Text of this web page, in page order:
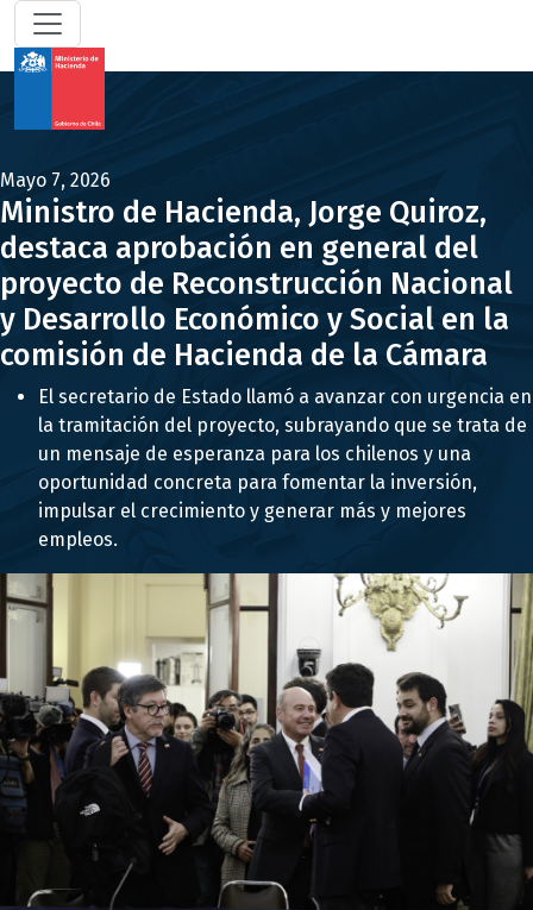
Mayo 7, 2026
Ministro de Hacienda, Jorge Quiroz,
destaca aprobación en general del
proyecto de Reconstrucción Nacional
y Desarrollo Económico y Social en la
comisión de Hacienda de la Cámara
El secretario de Estado llamó a avanzar con urgencia en
la tramitación del proyecto, subrayando que se trata de
un mensaje de esperanza para los chilenos y una
oportunidad concreta para fomentar la inversión,
impulsar el crecimiento y generar más y mejores
empleos.